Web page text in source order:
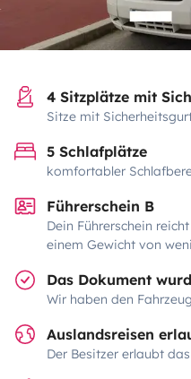
4 Sitzplätze mit
Sitze mit
5 Schlafplätze
komfortabler
Führerschein B
Dein Führerschein
einem Gewicht von
Das Dokument
Wir haben den
Auslandsreisen
Der Besitzer erlaubt